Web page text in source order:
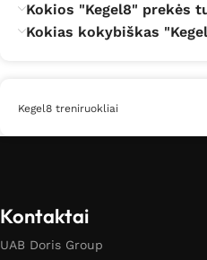
Kokios "Kegel8" prekės
Kokias kokybiškas
Kegel8 treniruokliai
Kontaktai
UAB Doris Group